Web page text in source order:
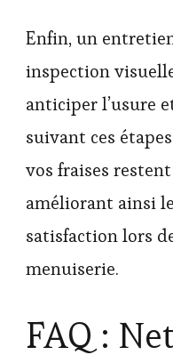
Enfin, un
inspection
anticiper l’usure
suivant ces
vos fraises
améliorant ainsi
satisfaction lors
menuiserie.
FAQ :